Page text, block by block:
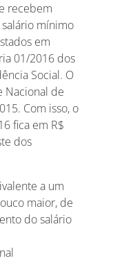
recebem
mínimo
em
01/2016 dos
Social. O
Nacional de
Com isso, o
fica em R$
dos
a um
maior, de
do salário